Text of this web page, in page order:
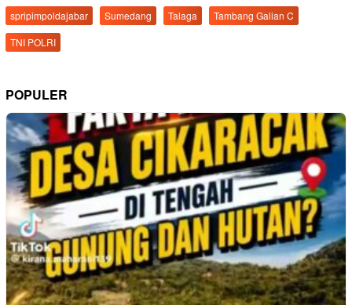
spripimpoldajabar
Sumedang Talaga
Tambang Galian C
TNI POLRI
POPULER